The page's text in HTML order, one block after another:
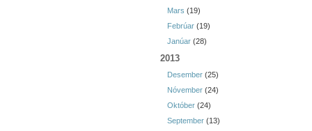
Mars (19)
Febrúar (19)
Janúar (28)
2013
Desember (25)
Nóvember (24)
Október (24)
September (13)